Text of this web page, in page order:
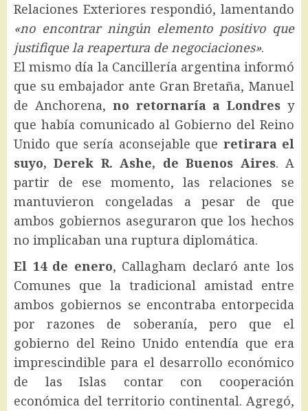
Relaciones Exteriores respondió, lamentando
«no encontrar ningún elemento positivo que
justifique la reapertura de negociaciones».
El mismo día la Cancillería argentina informó
que su embajador ante Gran Bretaña, Manuel
de Anchorena, no retornaría a Londres y
que había comunicado al Gobierno del Reino
Unido que sería aconsejable que retirara el
suyo, Derek R. Ashe, de Buenos Aires. A
partir de ese momento, las relaciones se
mantuvieron congeladas a pesar de que
ambos gobiernos aseguraron que los hechos
no implicaban una ruptura diplomática.
El 14 de enero, Callagham declaró ante los
Comunes que la tradicional amistad entre
ambos gobiernos se encontraba entorpecida
por razones de soberanía, pero que el
gobierno del Reino Unido entendía que era
imprescindible para el desarrollo económico
de las Islas contar con cooperación
económica del territorio continental. Agregó,